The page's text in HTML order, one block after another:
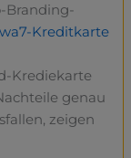
Branding-
Kreditkarte
Krediekarte
genau
zeigen